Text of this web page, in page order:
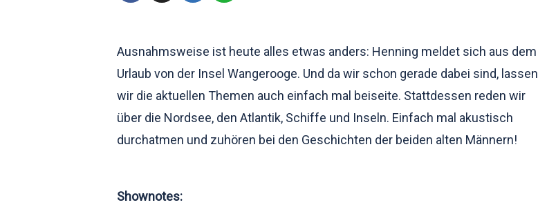
Ausnahmsweise ist heute alles etwas anders: Henning meldet sich aus dem
Urlaub von der Insel Wangerooge. Und da wir schon gerade dabei sind, lassen
wir die aktuellen Themen auch einfach mal beiseite. Stattdessen reden wir
über die Nordsee, den Atlantik, Schiffe und Inseln. Einfach mal akustisch
durchatmen und zuhören bei den Geschichten der beiden alten Männern!
Shownotes: